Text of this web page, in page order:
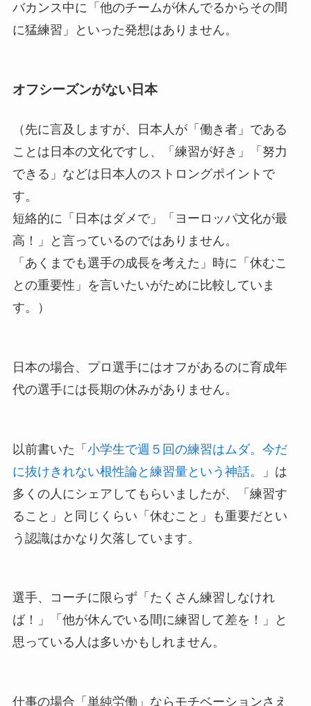
バカンス中に「他のチームが休んでるからその間
に猛練習」といった発想はありません。
オフシーズンがない日本
（先に言及しますが、日本人が「働き者」である
ことは日本の文化ですし、「練習が好き」「努力
できる」などは日本人のストロングポイントで
す。
短絡的に「日本はダメで」「ヨーロッパ文化が最
高！」と言っているのではありません。
「あくまでも選手の成長を考えた」時に「休むこ
との重要性」を言いたいがために比較していま
す。）
日本の場合、プロ選手にはオフがあるのに育成年
代の選手には長期の休みがありません。
以前書いた「 小学生で週５回の練習はムダ。今だ
に抜けきれない根性論と練習量という神話。
」は
多くの人にシェアしてもらいましたが、「練習す
ること」と同じくらい「休むこと」も重要だとい
う認識はかなり欠落しています。
選手、コーチに限らず「たくさん練習しなけれ
ば！」「他が休んでいる間に練習して差を！」と
思っている人は多いかもしれません。
仕事の場合「単純労働」ならモチベーションさえ